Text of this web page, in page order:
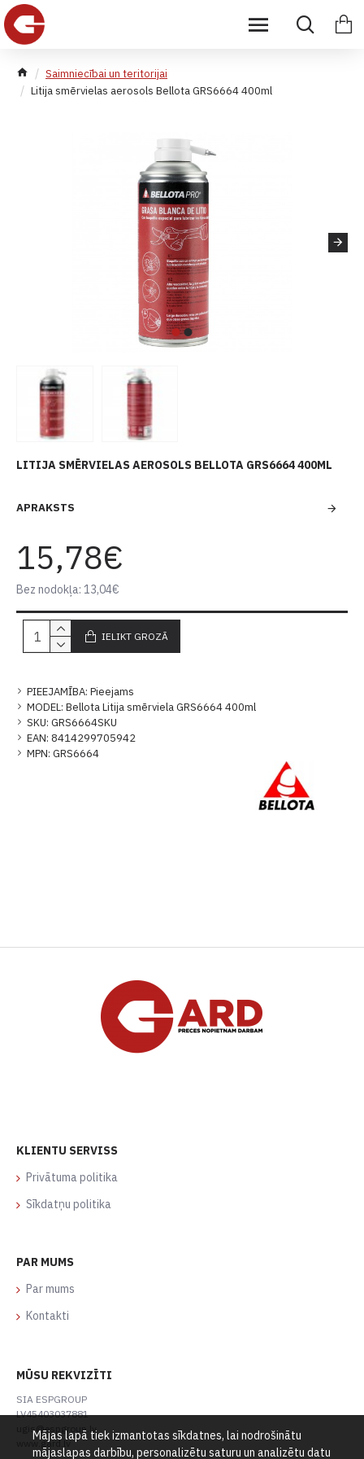
Saimniecībai un teritorijai
Litija smērvielas aerosols Bellota GRS6664 400ml
LITIJA SMĒRVIELAS AEROSOLS BELLOTA GRS6664 400ML
APRAKSTS
PIEEJAMĪBA: Pieejams
MODEL: Bellota Litija smērviela GRS6664 400ml
SKU: GRS6664SKU
EAN: 8414299705942
MPN: GRS6664
15,78€
Bez nodokļa: 13,04€
IELIKT GROZĀ
KLIENTU SERVISS
Privātuma politika
Sīkdatņu politika
PAR MUMS
Par mums
Kontakti
MŪSU REKVIZĪTI
SIA ESPGROUP
LV45403037881
ugis@espgroup.lv
www.gard.lv
Mājas lapā tiek izmantotas sīkdatnes, lai nodrošinātu
mājaslapas darbību, personalizētu saturu un analizētu datu